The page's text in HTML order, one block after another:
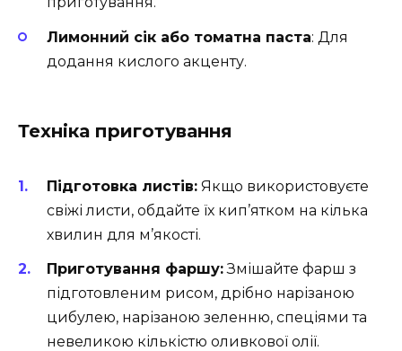
Лимонний сік або томатна паста: Для
додання кислого акценту.
Техніка приготування
Підготовка листів: Якщо використовуєте
свіжі листи, обдайте їх кип’ятком на кілька
хвилин для м’якості.
Приготування фаршу:Змішайте фарш з
підготовленим рисом, дрібно нарізаною
цибулею, нарізаною зеленню, спеціями та
невеликою кількістю оливкової олії.